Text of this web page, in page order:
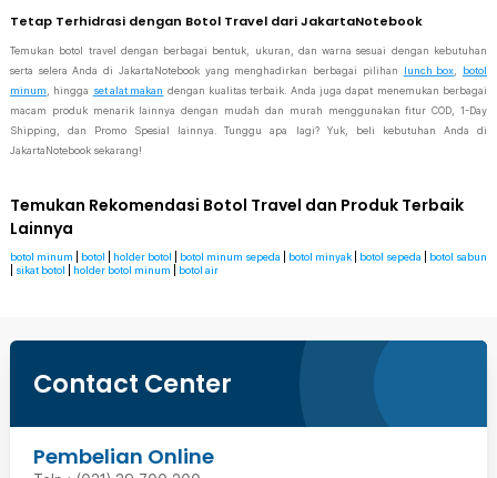
Tetap Terhidrasi dengan Botol Travel dari JakartaNotebook
Temukan botol travel dengan berbagai bentuk, ukuran, dan warna sesuai dengan kebutuhan
serta selera Anda di JakartaNotebook yang menghadirkan berbagai pilihan
lunch box
botol
minum , hingga set alat makan dengan kualitas terbaik. Anda juga dapat menemukan berbagai
macam produk menarik lainnya dengan mudah dan murah menggunakan fitur COD, 1-Day
Shipping, dan Promo Spesial lainnya. Tunggu apa lagi? Yuk, beli kebutuhan Anda di
JakartaNotebook sekarang!
Temukan Rekomendasi Botol Travel dan Produk Terbaik
Lainnya
botol minum botol holder botol botol minum sepeda botol minyak botol sepeda
botol sabun
sikat botol holder botol minum botol air
Contact Center
Pembelian Online